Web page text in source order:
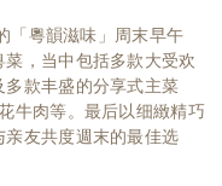
粵韻滋味」周末早午
，当中包括多款大受欢
款丰盛的分享式主菜
肉等。最后以细緻精巧
友共度週末的最佳选